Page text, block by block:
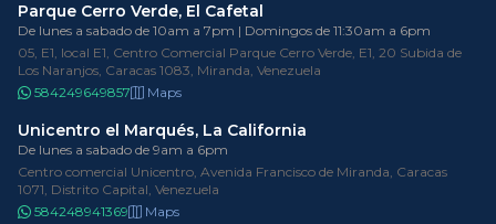
Parque Cerro Verde, El Cafetal
De lunes a sabado de 10am a 7pm | Domingos de 11:30am a 6pm
05, E1, local E1, Centro Comercial Parque Cerro Verde, E1, 20 Subida de
Los Naranjos, Caracas 1083, Miranda, Venezuela
584249649857
Maps
Unicentro el Marqués, La California
De lunes a sabado de 9am a 6pm
Centro comercial Unicentro, Avenida Francisco de Miranda, Caracas
1071, Distrito Capital, Venezuela
584248941369
Maps